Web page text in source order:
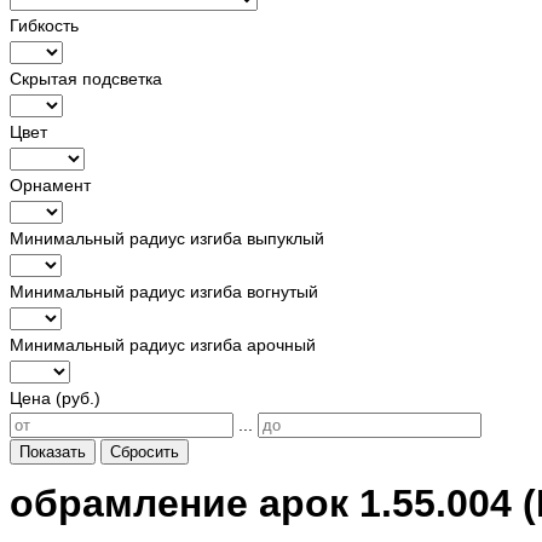
Гибкость
Скрытая подсветка
Цвет
Орнамент
Минимальный радиус изгиба выпуклый
Минимальный радиус изгиба вогнутый
Минимальный радиус изгиба арочный
Цена (руб.)
Показать Сбросить
обрамление арок 1.55.004